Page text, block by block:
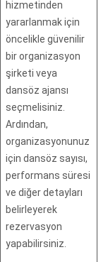
hizmetinden
yararlanmak için
öncelikle güvenilir
bir organizasyon
şirketi veya
dansöz ajansı
seçmelisiniz.
Ardından,
organizasyonunuz
için dansöz sayısı,
performans süresi
ve diğer detayları
belirleyerek
rezervasyon
yapabilirsiniz.